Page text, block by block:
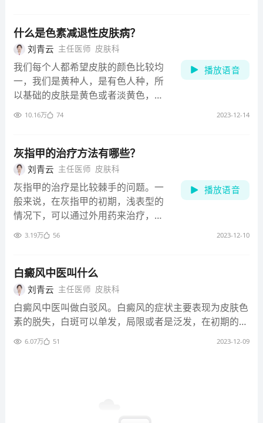
外用的祛斑药膏，但是这些治疗相对
来讲可靠性比如强脉冲光好，部分治
疗还存在一定的风险性。
什么是色素减退性皮肤病？
刘青云 主任医师 皮肤科
我们每个人都希望皮肤的颜色比较均
一，我们是黄种人，是有色人种，所
以基础的皮肤是黄色或者淡黄色，但
是在健康的状态下，这种黄色比较均
肤可能会出现一些色泽的变化，主要
有两个，一个是色素减退，一个是色
素增加。所谓色素减退的皮肤病就是
黄皮肤上出现了一些白斑，说明出现
了色素减退。可以引起色素减退的常
见的原因或者疾病有哪些呢？第一个
是我们大家都听说过也比较熟悉的白
色素减退，另外还有一个就是先天性
的色素减退。白癜风目前医学上原因
不明的一种色素减退性的疾病，基本
上没有明显的临床症状，主要表现皮
肤局部或者比较泛发的色素减退，甚
恼就是容貌方面的影响，虽然这种疾
了情绪和心理。还有一种叫做炎症后
播放语音
10.16万 74 2023-12-14
灰指甲的治疗方法有哪些？
刘青云 主任医师 皮肤科
灰指甲的治疗是比较棘手的问题。一
般来说，在灰指甲的初期，浅表型的
情况下，可以通过外用药来治疗，外
用药抹在指甲的表面，通过一个相对
的时候可能需要半年，对于这种白色
浅表型，还是有治愈的希望的，但是
上药必须要每天坚持。除了一些外用
的真菌药，包括局部上碘酒，还有老
百姓用醋泡的方法，对于这种白色浅
表型的灰指甲都是可以达到治疗的效
播放语音
3.19万 56 2023-12-10
白癜风中医叫什么
刘青云 主任医师 皮肤科
白癜风中医叫做白驳风。白癜风的症状主要表现为皮肤色
素的脱失，白斑可以单发，局限或者是泛发，在初期的时
候白斑往往不太明显，随着病程的加长，白斑的颜色可以
6.07万 51 2023-12-09